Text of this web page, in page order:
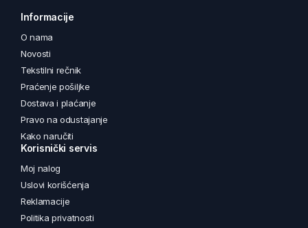
Informacije
O nama
Novosti
Tekstilni rečnik
Praćenje pošiljke
Dostava i plaćanje
Pravo na odustajanje
Kako naručiti
Korisnički servis
Moj nalog
Uslovi korišćenja
Reklamacije
Politika privatnosti